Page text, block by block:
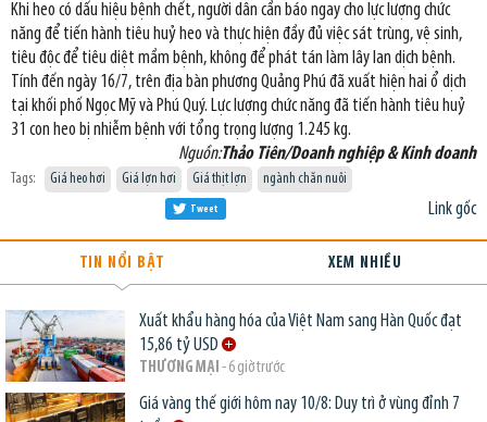
Khi heo có dấu hiệu bệnh chết, người dân cần báo ngay cho lực lượng chức
năng để tiến hành tiêu huỷ heo và thực hiện đầy đủ việc sát trùng, vệ sinh,
tiêu độc để tiêu diệt mầm bệnh, không để phát tán làm lây lan dịch bệnh.
Tính đến ngày 16/7, trên địa bàn phương Quảng Phú đã xuất hiện hai ổ dịch
tại khối phố Ngọc Mỹ và Phú Quý. Lực lượng chức năng đã tiến hành tiêu huỷ
31 con heo bị nhiễm bệnh với tổng trọng lượng 1.245 kg.
Nguồn:Thảo Tiên/Doanh nghiệp & Kinh doanh
Tags: Giá heo hơi Giá lợn hơi Giá thịt lợn ngành chăn nuôi
Link gốc
Tweet
TIN NỔI BẬT XEM NHIỀU
Xuất khẩu hàng hóa của Việt Nam sang Hàn Quốc đạt
15,86 tỷ USD
THƯƠNG MẠI - 6 giờ trước
Giá vàng thế giới hôm nay 10/8: Duy trì ở vùng đỉnh 7